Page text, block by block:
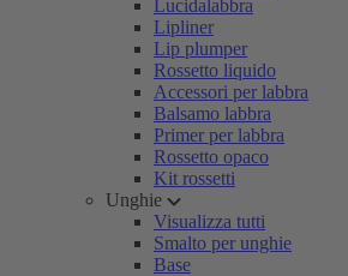
Lucidalabbra
Lipliner
Lip plumper
Rossetto liquido
Accessori per labbra
Balsamo labbra
Primer per labbra
Rossetto opaco
Kit rossetti
Unghie
Visualizza tutti
Smalto per unghie
Base